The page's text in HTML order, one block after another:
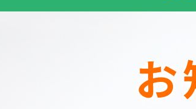
お